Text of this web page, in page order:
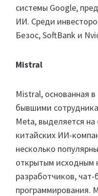
системы Google,
ИИ. Среди
Безос, SoftBank и
Mistral
Mistral, основанная
бывшими
Meta, выделяется
китайских ИИ-
несколько
открытым исходным
разработчиков,
программирования.